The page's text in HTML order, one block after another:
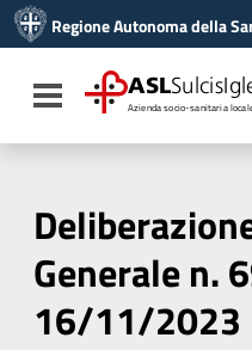
Vai al menu di
Vai al footer
Regione Autonoma della
Toggle navigation
ASL
Azienda socio-sanitaria
Generale n.
16/11/2023